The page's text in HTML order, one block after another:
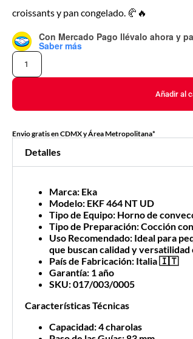
croissants y pan congelado. 🥐🔥
Con Mercado Pago llévalo ahora y
Saber más
Añadir al
Envio gratis en CDMX y Área Metropolitana*
Detalles
Marca: Eka
Modelo: EKF 464 NT UD
Tipo de Equipo: Horno de
Tipo de Preparación: Cocción
Uso Recomendado: Ideal para
que buscan calidad y versatilidad
País de Fabricación: Italia 🇮🇹
Garantía: 1 año
SKU: 017/003/0005
Características Técnicas
Capacidad: 4 charolas